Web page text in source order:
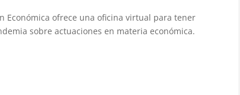
Económica ofrece una oficina virtual para tener
sobre actuaciones en materia económica.